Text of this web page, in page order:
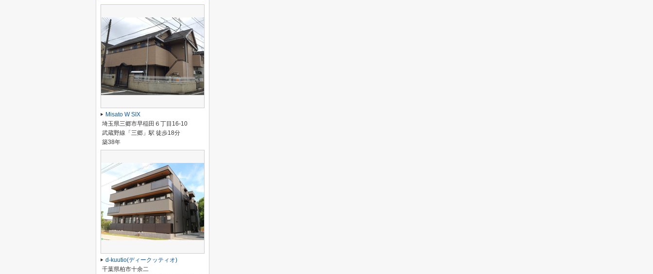
Misato W SIX
埼玉県三郷市早稲田６丁目16-10
武蔵野線「三郷」駅 徒歩18分
築38年
d-kuutio(ディークッティオ)
千葉県柏市十余二